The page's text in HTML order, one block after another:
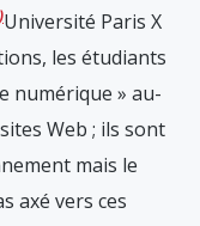
Université Paris X
les étudiants
numérique » au-
Web ; ils sont
mais le
axé vers ces